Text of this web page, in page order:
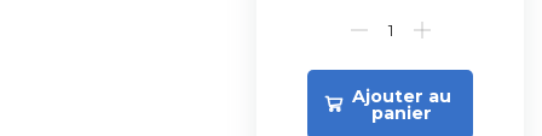
Ajouter au
panier